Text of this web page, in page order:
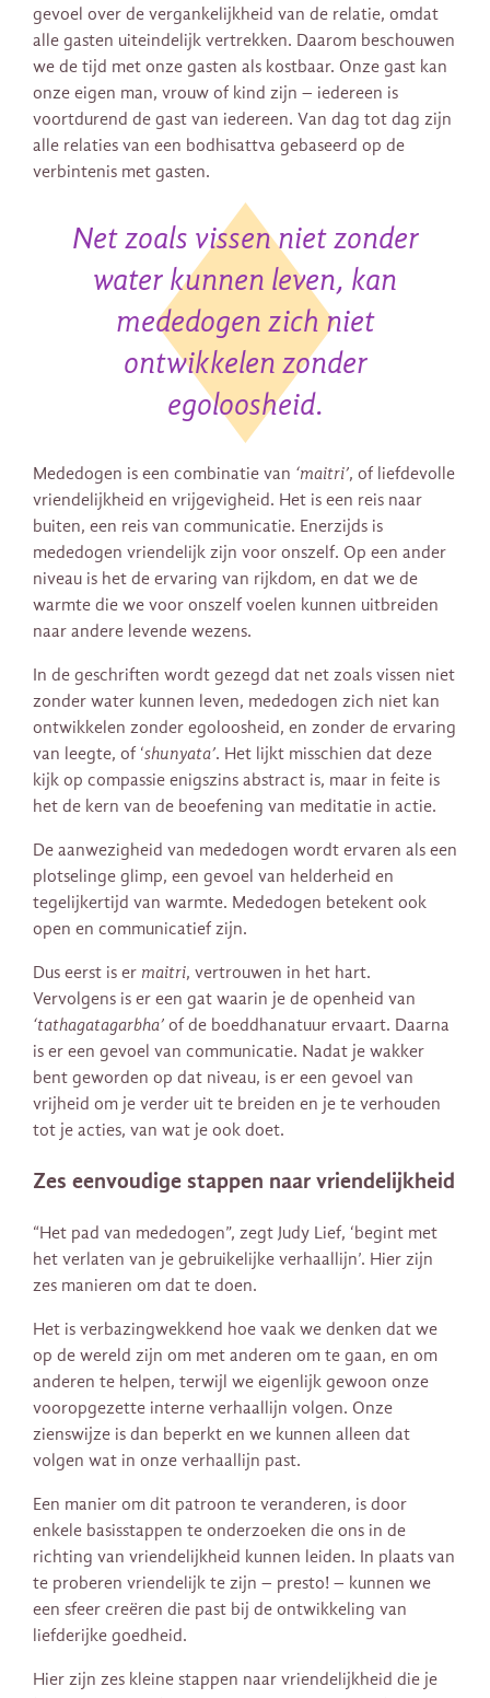
gevoel over de vergankelijkheid van de relatie, omdat
alle gasten uiteindelijk vertrekken. Daarom beschouwen
we de tijd met onze gasten als kostbaar. Onze gast kan
onze eigen man, vrouw of kind zijn – iedereen is
voortdurend de gast van iedereen. Van dag tot dag zijn
alle relaties van een bodhisattva gebaseerd op de
verbintenis met gasten.
Net zoals vissen niet zonder
water kunnen leven, kan
mededogen zich niet
ontwikkelen zonder
egoloosheid.
Mededogen is een combinatie van ‘maitri’, of liefdevolle
vriendelijkheid en vrijgevigheid. Het is een reis naar
buiten, een reis van communicatie. Enerzijds is
mededogen vriendelijk zijn voor onszelf. Op een ander
niveau is het de ervaring van rijkdom, en dat we de
warmte die we voor onszelf voelen kunnen uitbreiden
naar andere levende wezens.
In de geschriften wordt gezegd dat net zoals vissen niet
zonder water kunnen leven, mededogen zich niet kan
ontwikkelen zonder egoloosheid, en zonder de ervaring
van leegte, of ‘shunyata’. Het lijkt misschien dat deze
kijk op compassie enigszins abstract is, maar in feite is
het de kern van de beoefening van meditatie in actie.
De aanwezigheid van mededogen wordt ervaren als een
plotselinge glimp, een gevoel van helderheid en
tegelijkertijd van warmte. Mededogen betekent ook
open en communicatief zijn.
Dus eerst is er maitri, vertrouwen in het hart.
Vervolgens is er een gat waarin je de openheid van
‘tathagatagarbha’ of de boeddhanatuur ervaart. Daarna
is er een gevoel van communicatie. Nadat je wakker
bent geworden op dat niveau, is er een gevoel van
vrijheid om je verder uit te breiden en je te verhouden
tot je acties, van wat je ook doet.
Zes eenvoudige stappen naar vriendelijkheid
“Het pad van mededogen”, zegt Judy Lief, ‘begint met
het verlaten van je gebruikelijke verhaallijn’. Hier zijn
zes manieren om dat te doen.
Het is verbazingwekkend hoe vaak we denken dat we
op de wereld zijn om met anderen om te gaan, en om
anderen te helpen, terwijl we eigenlijk gewoon onze
vooropgezette interne verhaallijn volgen. Onze
zienswijze is dan beperkt en we kunnen alleen dat
volgen wat in onze verhaallijn past.
Een manier om dit patroon te veranderen, is door
enkele basisstappen te onderzoeken die ons in de
richting van vriendelijkheid kunnen leiden. In plaats van
te proberen vriendelijk te zijn – presto! – kunnen we
een sfeer creëren die past bij de ontwikkeling van
liefderijke goedheid.
Hier zijn zes kleine stappen naar vriendelijkheid die je